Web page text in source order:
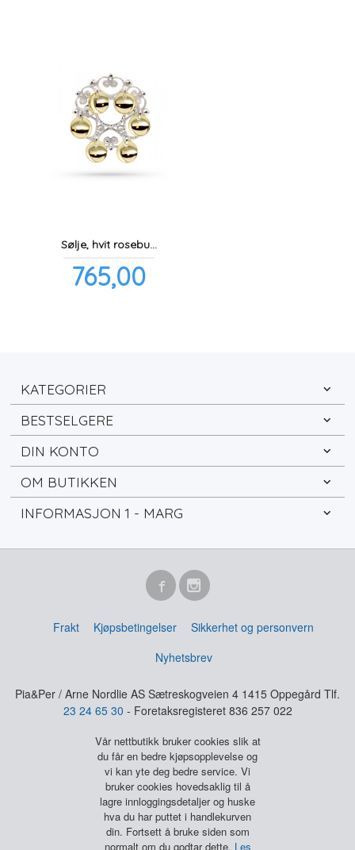
Sølje, hvit rosebunn m/forgylte løv
Pris
765,00mva.
KATEGORIER
BESTSELGERE
DIN KONTO
OM BUTIKKEN
INFORMASJON 1 - MARG
Frakt Kjøpsbetingelser
Sikkerhet og personvern
Nyhetsbrev
Pia&Per / Arne Nordlie AS Sætreskogveien 4 1415 Oppegård Tlf.
23 24 65 30 - Foretaksregisteret 836 257 022
Vår nettbutikk bruker cookies slik at
du får en bedre kjøpsopplevelse og
vi kan yte deg bedre service. Vi
bruker cookies hovedsaklig til å
lagre innloggingsdetaljer og huske
hva du har puttet i handlekurven
din. Fortsett å bruke siden som
normalt om du godtar dette. Les